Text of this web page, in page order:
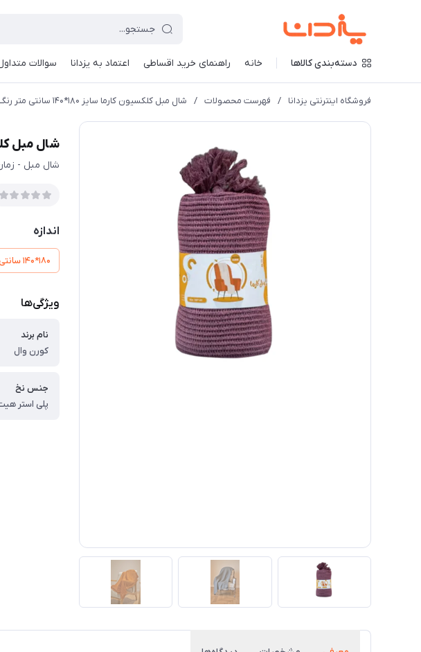
دسته‌بندی کالاها خانه راهنمای خرید اقساطی اعتماد به یزدانا سوالات
فروشگاه اینترنتی یزدانا / فهرست محصولات / شال مبل کلکسیون کارما سایز 180*140 سانتی متر رنگ ارغوانی تیره
شال مبل کلکسیون کارما
شال مبل - زمان
اندازه
180*140 سانتی متر
ویژگی‌ها
نام برند
کورن وال
جنس نخ